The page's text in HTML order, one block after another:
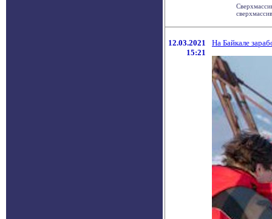
12.03.2021
15:21
На Байкале